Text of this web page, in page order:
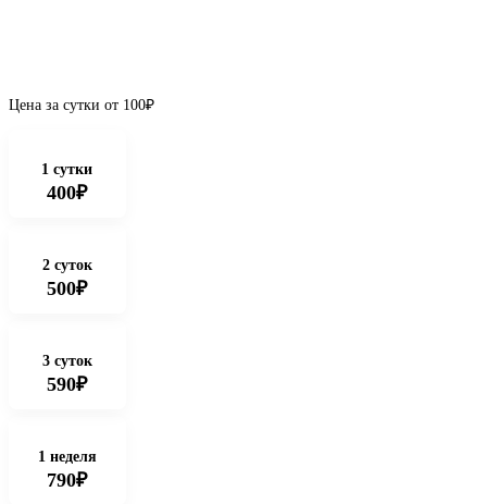
Цена за сутки от 100₽
1 сутки
400₽
2 суток
500₽
3 суток
590₽
1 неделя
790₽